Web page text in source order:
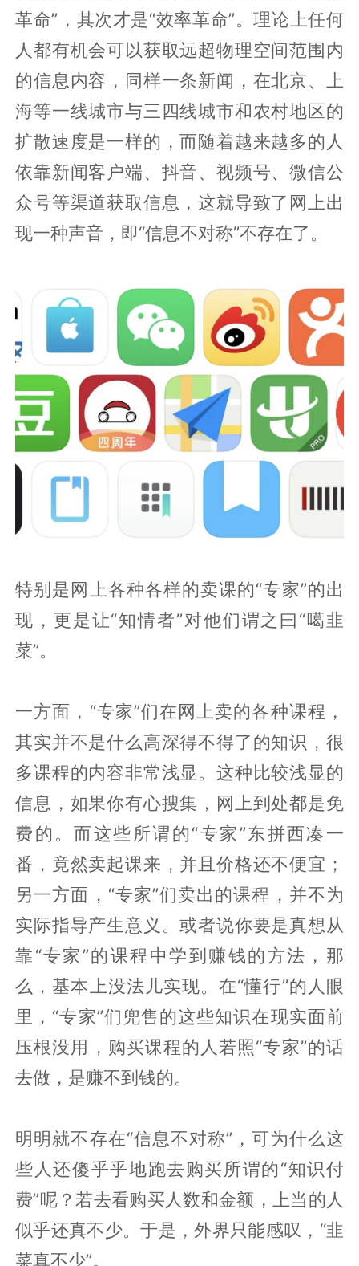
革命”，其次才是“效率革命”。理论上任何
人都有机会可以获取远超物理空间范围内
的信息内容，同样一条新闻，在北京、上
海等一线城市与三四线城市和农村地区的
扩散速度是一样的，而随着越来越多的人
依靠新闻客户端、抖音、视频号、微信公
众号等渠道获取信息，这就导致了网上出
现一种声音，即“信息不对称”不存在了。
特别是网上各种各样的卖课的“专家”的出
现，更是让“知情者”对他们谓之曰“噶韭
菜”。
一方面，“专家”们在网上卖的各种课程，
其实并不是什么高深得不得了的知识，很
多课程的内容非常浅显。这种比较浅显的
信息，如果你有心搜集，网上到处都是免
费的。而这些所谓的“专家”东拼西凑一
番，竟然卖起课来，并且价格还不便宜；
另一方面，“专家”们卖出的课程，并不为
实际指导产生意义。或者说你要是真想从
靠“专家”的课程中学到赚钱的方法，那
么，基本上没法儿实现。在“懂行”的人眼
里，“专家”们兜售的这些知识在现实面前
压根没用，购买课程的人若照“专家”的话
去做，是赚不到钱的。
明明就不存在“信息不对称”，可为什么这
些人还傻乎乎地跑去购买所谓的“知识付
费”呢？若去看购买人数和金额，上当的人
似乎还真不少。于是，外界只能感叹，“韭
菜真不少”。